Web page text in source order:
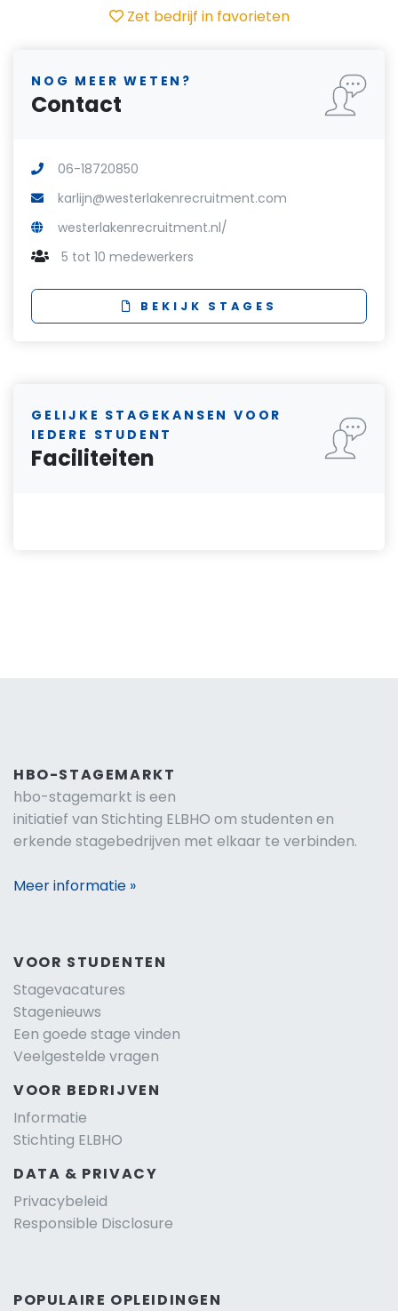
Zet bedrijf in favorieten
NOG MEER WETEN?
Contact
06-18720850
karlijn@westerlakenrecruitment.com
westerlakenrecruitment.nl/
5 tot 10 medewerkers
BEKIJK STAGES
GELIJKE STAGEKANSEN VOOR
IEDERE STUDENT
Faciliteiten
HBO-STAGEMARKT
hbo-stagemarkt is een
initiatief van Stichting ELBHO om studenten en
erkende stagebedrijven met elkaar te verbinden.
Meer informatie »
VOOR STUDENTEN
Stagevacatures
Stagenieuws
Een goede stage vinden
Veelgestelde vragen
VOOR BEDRIJVEN
Informatie
Stichting ELBHO
DATA & PRIVACY
Privacybeleid
Responsible Disclosure
POPULAIRE OPLEIDINGEN